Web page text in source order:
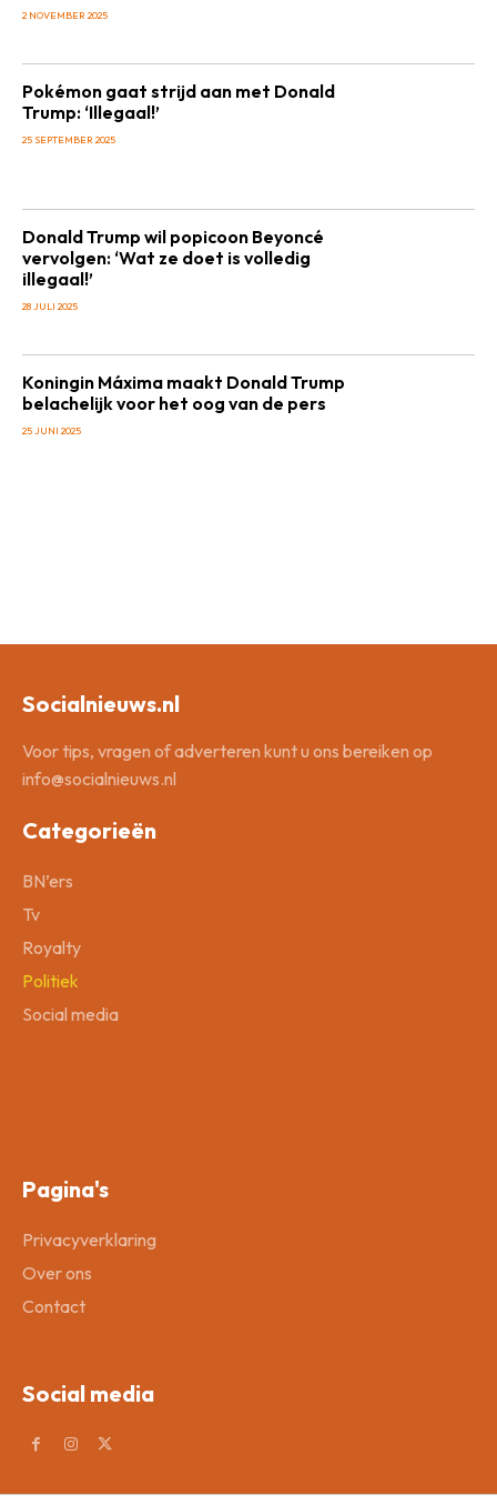
2 NOVEMBER 2025
Pokémon gaat strijd aan met Donald
Trump: ‘Illegaal!’
25 SEPTEMBER 2025
Donald Trump wil popicoon Beyoncé
vervolgen: ‘Wat ze doet is volledig
illegaal!’
28 JULI 2025
Koningin Máxima maakt Donald Trump
belachelijk voor het oog van de pers
25 JUNI 2025
Socialnieuws.nl
Voor tips, vragen of adverteren kunt u ons bereiken op
info@socialnieuws.nl
Categorieën
BN’ers
Tv
Royalty
Politiek
Social media
Pagina's
Privacyverklaring
Over ons
Contact
Social media